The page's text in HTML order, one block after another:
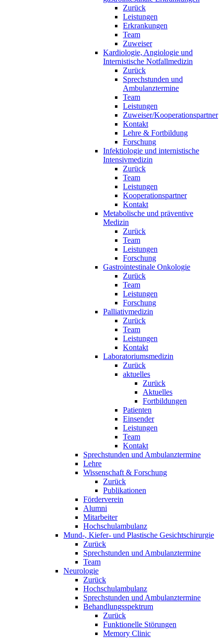
Zurück
Leistungen
Erkrankungen
Team
Zuweiser
Kardiologie, Angiologie und
Internistische Notfallmedizin
Zurück
Sprechstunden und
Ambulanztermine
Team
Leistungen
Zuweiser/Kooperationspartner
Kontakt
Lehre & Fortbildung
Forschung
Infektiologie und internistische
Intensivmedizin
Zurück
Team
Leistungen
Kooperationspartner
Kontakt
Metabolische und präventive
Medizin
Zurück
Team
Leistungen
Forschung
Gastrointestinale Onkologie
Zurück
Team
Leistungen
Forschung
Palliativmedizin
Zurück
Team
Leistungen
Kontakt
Laboratoriumsmedizin
Zurück
aktuelles
Zurück
Aktuelles
Fortbildungen
Patienten
Einsender
Leistungen
Team
Kontakt
Sprechstunden und Ambulanztermine
Lehre
Wissenschaft & Forschung
Zurück
Publikationen
Förderverein
Alumni
Mitarbeiter
Hochschulambulanz
Mund-, Kiefer- und Plastische Gesichtschirurgie
Zurück
Sprechstunden und Ambulanztermine
Team
Neurologie
Zurück
Hochschulambulanz
Sprechstunden und Ambulanztermine
Behandlungsspektrum
Zurück
Funktionelle Störungen
Memory Clinic